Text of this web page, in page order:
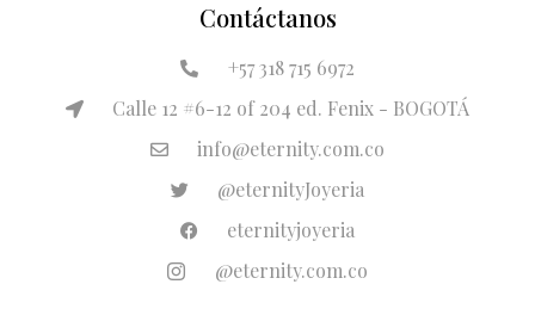
Contáctanos
+57 318 715 6972
Calle 12 #6-12 of 204 ed. Fenix - BOGOTÁ
info@eternity.com.co
@eternityJoyeria
eternityjoyeria
@eternity.com.co